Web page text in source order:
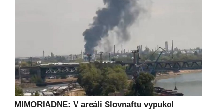
MIMORIADNE: V areáli Slovnaftu vypukol